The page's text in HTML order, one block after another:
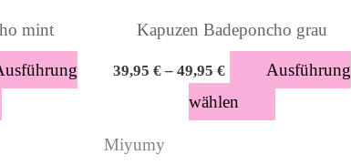
mint
der
Kapuzen Badeponcho grau
39,95 €– 49,95 €
Ausführung
wählen
der
Miyumy